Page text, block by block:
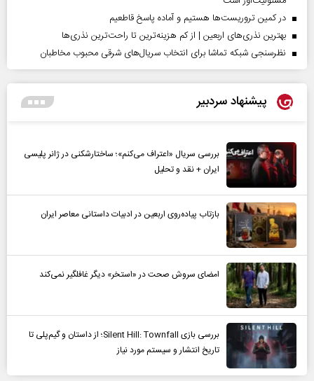
در کمین تروریست‌ها هستیم و آماده پاسخ قاطعیم
بهترین نذری‌های اربعین | از کم هزینه‌ترین تا راحت‌ترین نذری‌ها
نظرسنجی شبکه تماشا برای انتخاب سریال‌های شرقی محبوب مخاطبان
پیشنهاد سردبیر
بررسی سریال «اعتراف می‌کنم»؛ ساختارشکنی در ژانر پلیسی
ایران + نقد و تحلیل
بازتاب پیاده‌روی اربعین در ادبیات داستانی معاصر ایران
امضای سروش صحت در «استخر» دیگر غافلگیر نمی‌کند
بررسی بازی Silent Hill: Townfall؛ از داستان و گیم‌پلی تا
تاریخ انتشار و سیستم مورد نیاز